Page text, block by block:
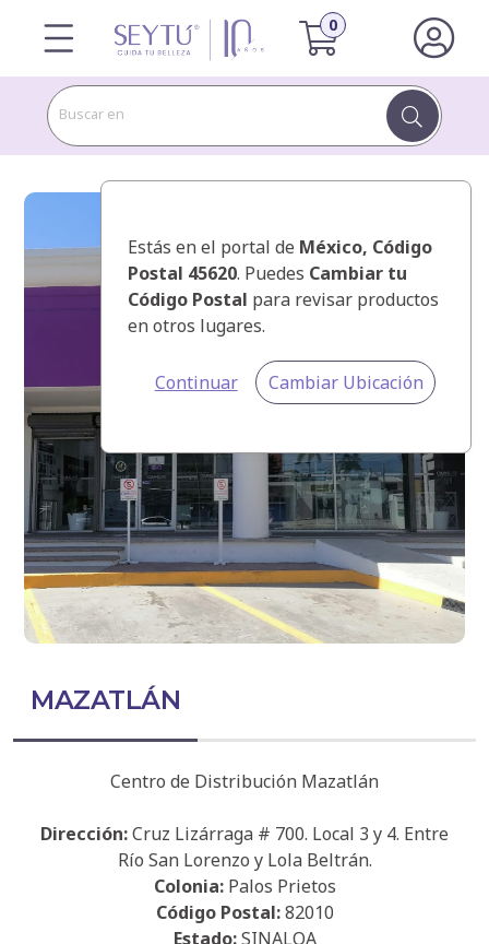
Buscar en
Estás en el portal de México, Código
Postal 45620. Puedes Cambiar tu
Código Postal para revisar productos
en otros lugares.
Continuar Cambiar Ubicación
MAZATLÁN
Centro de Distribución Mazatlán
Dirección:Cruz Lizárraga # 700. Local 3 y 4. Entre
Río San Lorenzo y Lola Beltrán.
Colonia:Palos Prietos
Código Postal:82010
Estado:SINALOA